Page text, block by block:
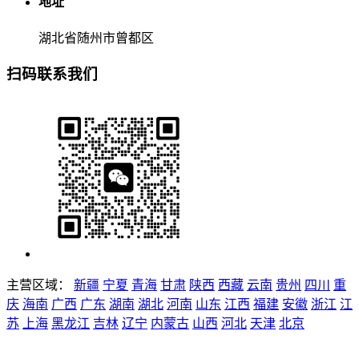
湖北省随州市曾都区
扫码联系我们
主营区域： 新疆 宁夏 青海 甘肃 陕西 西藏 云南 贵州 四川
重
庆 海南 广西 广东 湖南 湖北 河南 山东 江西 福建 安徽 浙江 江
苏
上海 黑龙江 吉林 辽宁 内蒙古 山西 河北 天津 北京